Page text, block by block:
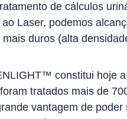
de cálculos
Laser, podemos
duros (alta
constitui hoje
tratados mais de
vantagem de